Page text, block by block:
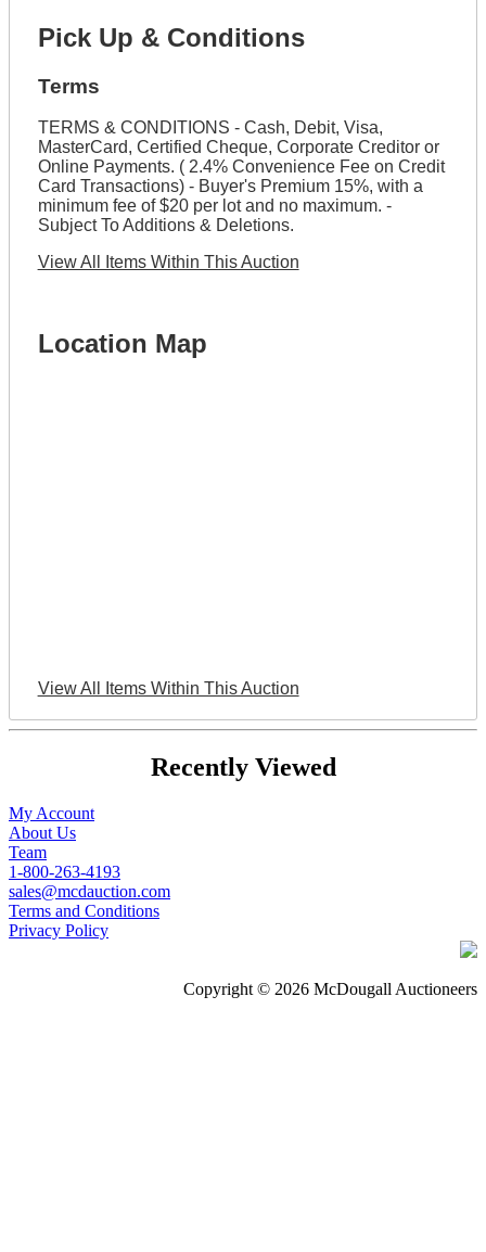
Pick Up & Conditions
Terms
TERMS & CONDITIONS - Cash, Debit, Visa,
MasterCard, Certified Cheque, Corporate Creditor or
Online Payments. ( 2.4% Convenience Fee on Credit
Card Transactions) - Buyer's Premium 15%, with a
minimum fee of $20 per lot and no maximum. -
Subject To Additions & Deletions.
View All Items Within This Auction
Location Map
View All Items Within This Auction
Recently Viewed
My Account
About Us
Team
1-800-263-4193
sales@mcdauction.com
Terms and Conditions
Privacy Policy
Copyright © 2026 McDougall Auctioneers